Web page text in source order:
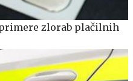
zlorab plačilnih